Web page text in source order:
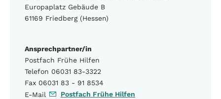
Europaplatz Gebäude B
61169 Friedberg (Hessen)
Ansprechpartner/in
Postfach Frühe Hilfen
Telefon 06031 83-3322
Fax 06031 83 - 91 8534
E-Mail
Postfach Frühe Hilfen